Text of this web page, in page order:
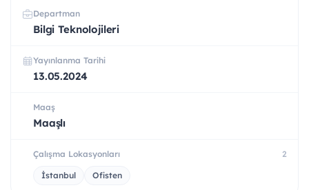
Departman
Bilgi Teknolojileri
Yayınlanma Tarihi
13.05.2024
Maaş
Maaşlı
Çalışma Lokasyonları 2
İstanbul Ofisten